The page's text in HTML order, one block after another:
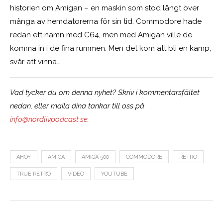
historien om Amigan – en maskin som stod långt över
många av hemdatorerna för sin tid. Commodore hade
redan ett namn med C64, men med Amigan ville de
komma in i de fina rummen. Men det kom att bli en kamp,
svår att vinna…
Vad tycker du om denna nyhet? Skriv i kommentarsfältet
nedan, eller maila dina tankar till oss på
info@nordlivpodcast.se.
AHOY AMIGA AMIGA 500 COMMODORE RETRO
TRUE RETRO VIDEO YOUTUBE